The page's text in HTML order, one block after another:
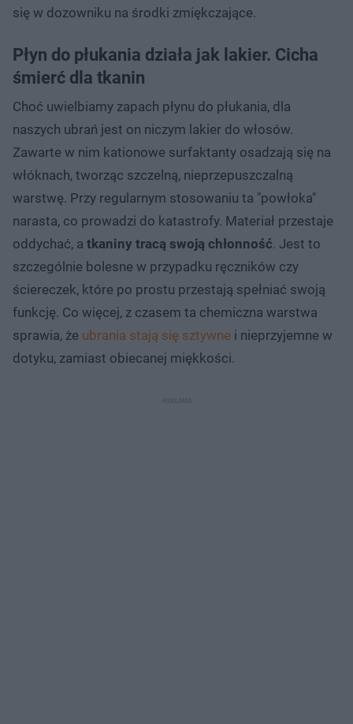
się w dozowniku na środki zmiękczające.
Płyn do płukania działa jak lakier. Cicha
śmierć dla tkanin
Choć uwielbiamy zapach płynu do płukania, dla
naszych ubrań jest on niczym lakier do włosów.
Zawarte w nim kationowe surfaktanty osadzają się na
włóknach, tworząc szczelną, nieprzepuszczalną
warstwę. Przy regularnym stosowaniu ta "powłoka"
narasta, co prowadzi do katastrofy. Materiał przestaje
oddychać, a tkaniny tracą swoją chłonność. Jest to
szczególnie bolesne w przypadku ręczników czy
ściereczek, które po prostu przestają spełniać swoją
funkcję. Co więcej, z czasem ta chemiczna warstwa
sprawia, że ubrania stają się sztywne i nieprzyjemne w
dotyku, zamiast obiecanej miękkości.